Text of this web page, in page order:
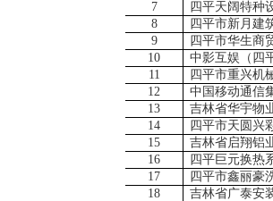
7
四平天阔特种
8
四平市新月建
9
四平市华生商
10
中影互娱（四
11
四平市重兴机
12
中国移动通信
13
吉林省华宇物
14
四平市天圆兴
15
吉林省启翔铝
16
四平巨元换热
17
四平市鑫丽豪
18
吉林省广泰安